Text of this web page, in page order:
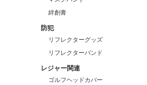
絆創膏
防犯
リフレクターグッズ
リフレクターバンド
レジャー関連
ゴルフヘッドカバー